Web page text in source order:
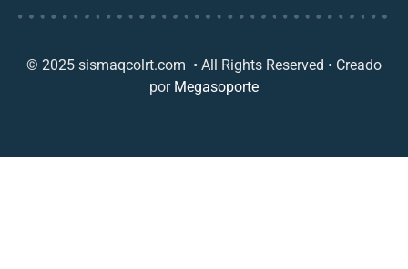
© 2025 sismaqcolrt.com • All Rights Reserved • Creado
por Megasoporte